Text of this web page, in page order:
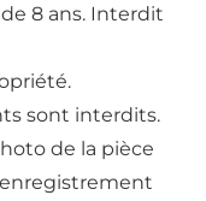
8 ans. Interdit
sont interdits.
de la pièce